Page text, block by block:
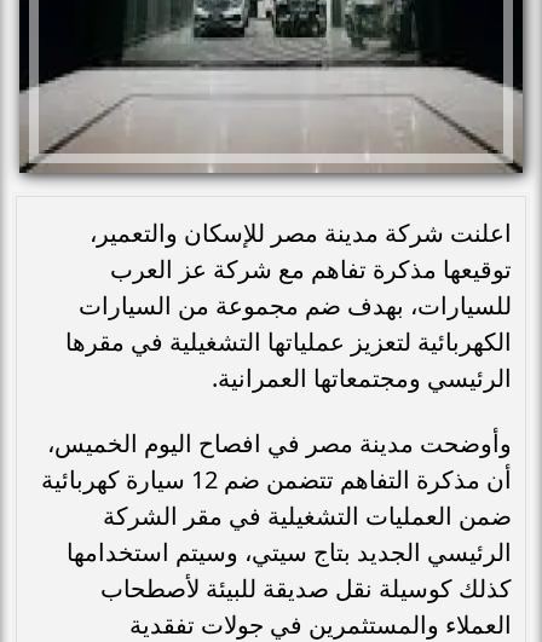
اعلنت شركة مدينة مصر للإسكان والتعمير،
توقيعها مذكرة تفاهم مع شركة عز العرب
للسيارات، بهدف ضم مجموعة من السيارات
الكهربائية لتعزيز عملياتها التشغيلية في مقرها
الرئيسي ومجتمعاتها العمرانية.
وأوضحت مدينة مصر في افصاح اليوم الخميس،
أن مذكرة التفاهم تتضمن ضم 12 سيارة كهربائية
ضمن العمليات التشغيلية في مقر الشركة
الرئيسي الجديد بتاج سيتي، وسيتم استخدامها
كذلك كوسيلة نقل صديقة للبيئة لأصطحاب
العملاء والمستثمرين في جولات تفقدية